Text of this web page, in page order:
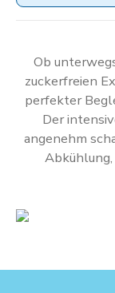
Ob
zuckerfreien
perfekter
Der
angenehm